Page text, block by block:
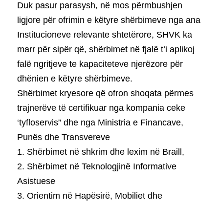
Duk pasur parasysh, në mos përmbushjen
ligjore për ofrimin e këtyre shërbimeve nga ana
Institucioneve relevante shtetërore, SHVK ka
marr për sipër që, shërbimet në fjalë t’i aplikoj
falë ngritjeve te kapaciteteve njerëzore për
dhënien e këtyre shërbimeve.
Shërbimet kryesore që ofron shoqata përmes
trajnerëve të certifikuar nga kompania ceke
‘tyfloservis” dhe nga Ministria e Financave,
Punës dhe Transvereve
1. Shërbimet në shkrim dhe lexim në Braill,
2. Shërbimet në Teknologjinë Informative
Asistuese
3. Orientim në Hapësirë, Mobiliet dhe